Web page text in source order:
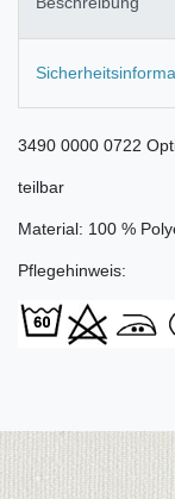
3490 0000 0722
teilbar
Material: 100 %
Pflegehinweis: